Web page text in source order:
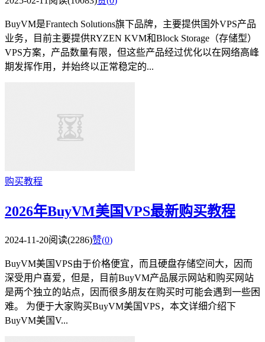
BuyVM是Frantech Solutions旗下品牌，主要提供国外VPS产品
业务，目前主要提供RYZEN KVM和Block Storage（存储型）
VPS方案，产品数量有限，但这些产品经过优化以在网络高峰
期发挥作用，并始终以正常稳定的...
购买教程
2026年BuyVM美国VPS最新购买教程
2024-11-20阅读(2286)赞(0)
BuyVM美国VPS由于价格便宜，而且硬盘存储空间大，因而
深受用户喜爱，但是，目前BuyVM产品展示网站和购买网站
是两个独立的站点，因而很多朋友在购买时可能会遇到一些困
难。 为便于大家购买BuyVM美国VPS，本文详细介绍下
BuyVM美国V...